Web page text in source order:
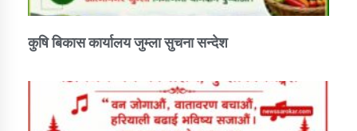
तातोपानी गाउँपालिका जुम्लाको सूचना
कुषि बिकास कार्यालय जुम्ला सुचना सन्देश